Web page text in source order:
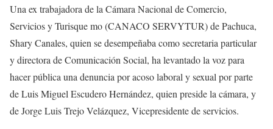
Una ex trabajadora de la Cámara Nacional de Comercio,
Servicios y Turisque mo (CANACO SERVYTUR) de Pachuca,
Shary Canales, quien se desempeñaba como secretaria particular
y directora de Comunicación Social, ha levantado la voz para
hacer pública una denuncia por acoso laboral y sexual por parte
de Luis Miguel Escudero Hernández, quien preside la cámara, y
de Jorge Luis Trejo Velázquez, Vicepresidente de servicios.